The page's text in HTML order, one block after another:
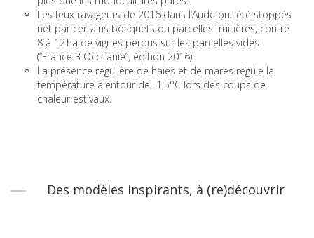
Les feux ravageurs de 2016 dans l’Aude ont été stoppés
net par certains bosquets ou parcelles fruitières, contre
8 à 12 ha de vignes perdus sur les parcelles vides
(“France 3 Occitanie”, édition 2016).
La présence régulière de haies et de mares régule la
température alentour de -1,5°C lors des coups de
chaleur estivaux.
Des modèles inspirants, à (re)découvrir